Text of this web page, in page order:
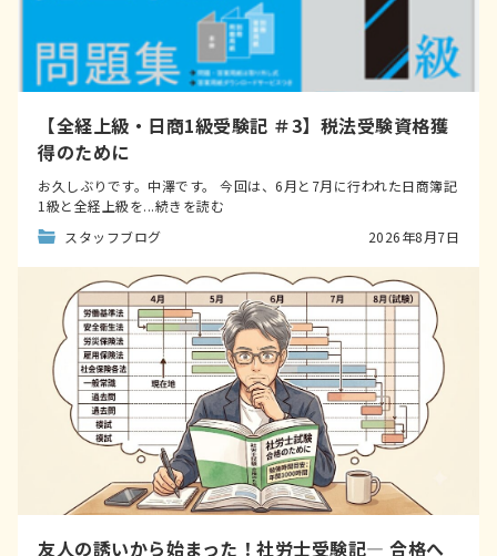
【全経上級・日商1級受験記 ＃3】税法受験資格獲
得のために
お久しぶりです。中澤です。 今回は、6月と7月に行われた日商簿記
1級と全経上級を...続きを読む
スタッフブログ
2026年8月7日
友人の誘いから始まった！社労士受験記― 合格へ